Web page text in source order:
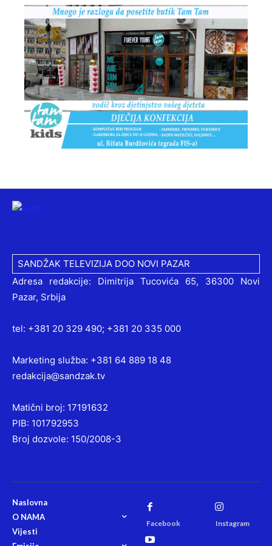
SANDŽAK TELEVIZIJA DOO NOVI PAZAR
Adresa redakcije: Dimitrija Tucovića 65, 36300 Novi
Pazar, Srbija
tel: +381 20 329 490; +381 20 335 000
Marketing služba: +381 64 889 18 48
redakcija@sandzak.tv
Matični broj: 17191632
PIB: 101792953
Broj dozvole: 150/2008-3
Naslovna
O NAMA
Vijesti
Facebook Instagram